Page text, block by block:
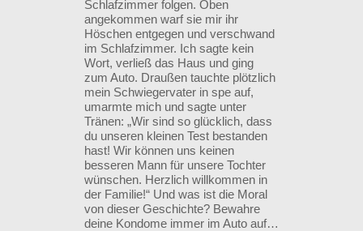
Schlafzimmer folgen. Oben
angekommen warf sie mir ihr
Höschen entgegen und verschwand
im Schlafzimmer. Ich sagte kein
Wort, verließ das Haus und ging
zum Auto. Draußen tauchte plötzlich
mein Schwiegervater in spe auf,
umarmte mich und sagte unter
Tränen: „Wir sind so glücklich, dass
du unseren kleinen Test bestanden
hast! Wir können uns keinen
besseren Mann für unsere Tochter
wünschen. Herzlich willkommen in
der Familie!“ Und was ist die Moral
von dieser Geschichte? Bewahre
deine Kondome immer im Auto auf…